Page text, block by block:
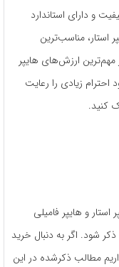
و دارای استاندارد
استار، مناسب‌ترین
مهم‌ترین ارزش‌های هایپر
زیادی را رعایت
کنید.
و هایپر فامیلی
شود. اگر به دنبال خرید
مطالب ذکرشده در این